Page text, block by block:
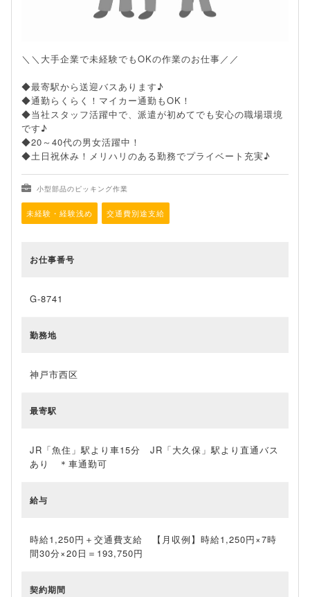
＼＼大手企業で未経験でもOKの作業のお仕事／／
◆最寄駅から送迎バスあります♪
◆通勤らくらく！マイカー通勤もOK！
◆当社スタッフ活躍中で、派遣が初めてでも安心の職場環境
です♪
◆20～40代の男女活躍中！
◆土日祝休み！メリハリのある勤務でプライベート充実♪
小型部品のピッキング作業
未経験・経験浅め 交通費別途支給
お仕事番号
G-8741
勤務地
神戸市西区
最寄駅
JR「魚住」駅より車15分 JR「大久保」駅より直通バス
あり ＊車通勤可
給与
時給1,250円＋交通費支給 【月収例】時給1,250円×7時
間30分×20日＝193,750円
契約期間